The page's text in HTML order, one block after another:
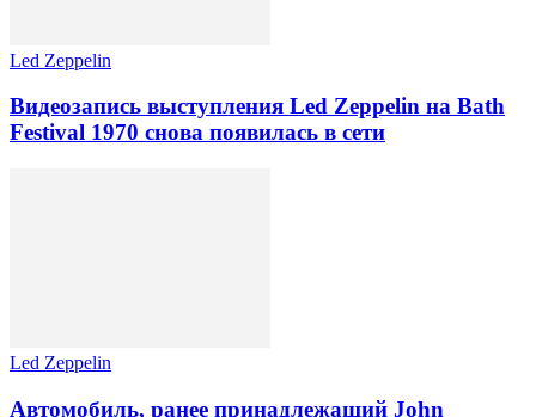
Led Zeppelin
Видеозапись выступления Led Zeppelin на Bath
Festival 1970 снова появилась в сети
Led Zeppelin
Автомобиль, ранее принадлежащий John